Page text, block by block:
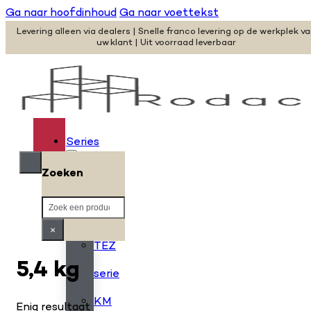
Ga naar hoofdinhoudGa naar voettekst
Levering alleen via dealers | Snelle franco levering op de werkplek
uw klant | Uit voorraad leverbaar
Series
serie
TEZ
serie
KM
Zoeken
Zoeken
×
5,4 kg
Enig resultaat